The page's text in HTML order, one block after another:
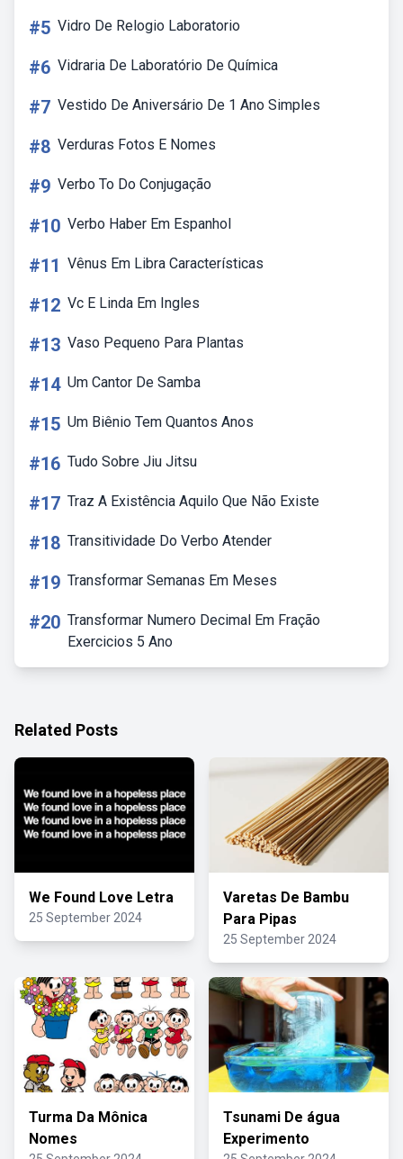
#5 Vidro De Relogio Laboratorio
#6 Vidraria De Laboratório De Química
#7 Vestido De Aniversário De 1 Ano Simples
#8 Verduras Fotos E Nomes
#9 Verbo To Do Conjugação
#10 Verbo Haber Em Espanhol
#11 Vênus Em Libra Características
#12 Vc E Linda Em Ingles
#13 Vaso Pequeno Para Plantas
#14 Um Cantor De Samba
#15 Um Biênio Tem Quantos Anos
#16 Tudo Sobre Jiu Jitsu
#17 Traz A Existência Aquilo Que Não Existe
#18 Transitividade Do Verbo Atender
#19 Transformar Semanas Em Meses
#20 Transformar Numero Decimal Em Fração
Exercicios 5 Ano
Related Posts
We Found Love Letra
25 September 2024
Varetas De Bambu
Para Pipas
25 September 2024
Turma Da Mônica
Nomes
Tsunami De água
Experimento